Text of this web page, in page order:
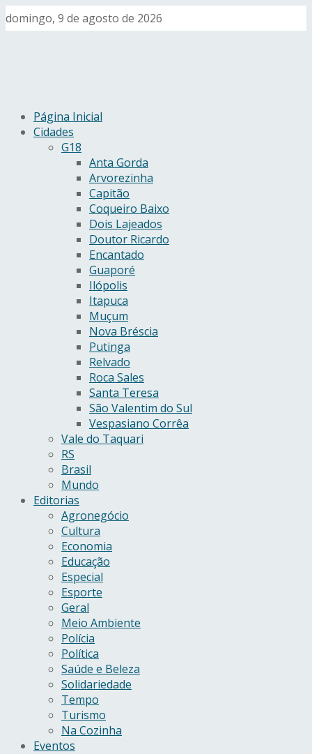
domingo, 9 de agosto de 2026
Página Inicial
Cidades
G18
Anta Gorda
Arvorezinha
Capitão
Coqueiro Baixo
Dois Lajeados
Doutor Ricardo
Encantado
Guaporé
Ilópolis
Itapuca
Muçum
Nova Bréscia
Putinga
Relvado
Roca Sales
Santa Teresa
São Valentim do Sul
Vespasiano Corrêa
Vale do Taquari
RS
Brasil
Mundo
Editorias
Agronegócio
Cultura
Economia
Educação
Especial
Esporte
Geral
Meio Ambiente
Polícia
Política
Saúde e Beleza
Solidariedade
Tempo
Turismo
Na Cozinha
Eventos